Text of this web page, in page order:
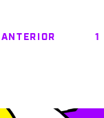
ANTERIOR 1